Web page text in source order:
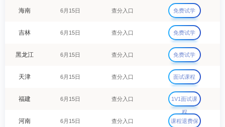
海南 6月15日 查分入口 免费试学
吉林 6月15日 查分入口 免费试学
黑龙江 6月15日 查分入口 免费试学
天津 6月15日 查分入口 面试课程
福建 6月15日 查分入口 1V1面试课
程
河南 6月15日 查分入口 课程退费保